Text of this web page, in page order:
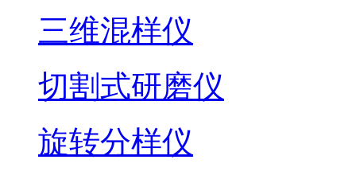
三维混样仪
切割式研磨仪
旋转分样仪